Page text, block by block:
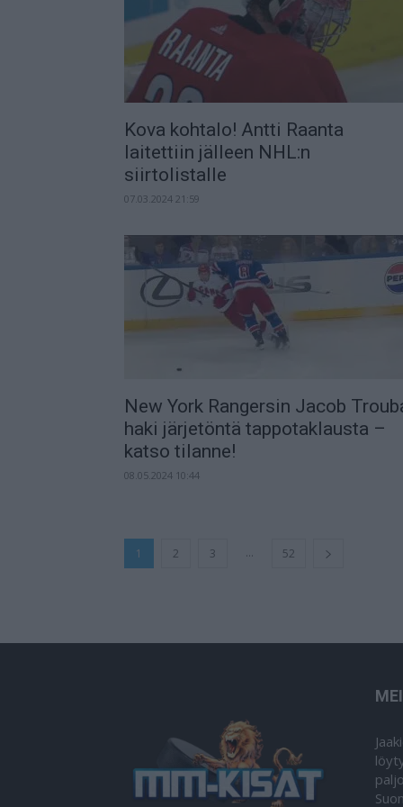
Kova kohtalo! Antti Raanta
laitettiin jälleen NHL:n
siirtolistalle
07.03.2024 21:59
New York Rangersin Jacob
haki järjetöntä tappotaklausta –
katso tilanne!
08.05.2024 10:44
1 2 3 ... 52